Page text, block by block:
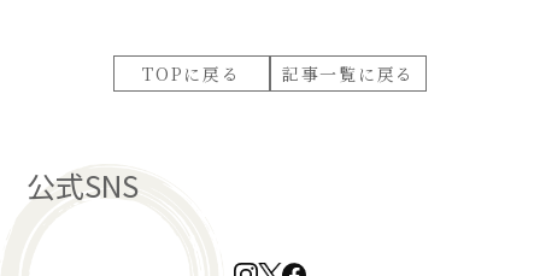
TOPに戻る 記事一覧に戻る
公式SNS